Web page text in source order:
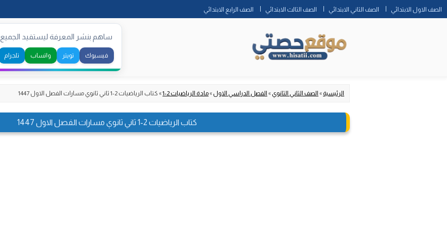
to
content
الصف الاول الابتدائي الصف الثاني الابتدائي الصف الثالث الابتدائي الصف الرابع الابتدائي
ساهم بنشر المعرفة ليستفيد الجميع
فيسبوك تويتر واتساب تلجرام
الرئيسية » الصف الثاني الثانوي » الفصل الدراسي الاول»مادة الرياضيات 2-1 » كتاب الرياضيات 2-1 ثاني ثانوي مسارات الفصل الاول 1447
كتاب الرياضيات 2-1 ثاني ثانوي مسارات الفصل الاول 1447